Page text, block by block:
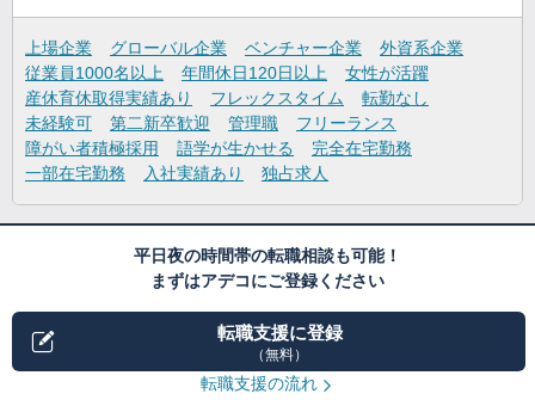
上場企業 グローバル企業 ベンチャー企業
外資系企業
従業員1000名以上
年間休日120日以上
女性が活躍
産休育休取得実績あり
フレックスタイム
転勤なし
未経験可
第二新卒歓迎 管理職
フリーランス
障がい者積極採用
語学が生かせる
完全在宅勤務
一部在宅勤務
入社実績あり 独占求人
平日夜の時間帯の転職相談も可能！
まずはアデコにご登録ください
転職支援に登録
（無料）
転職支援の流れ